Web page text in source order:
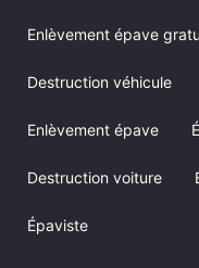
Enlèvement épave
Destruction véhicule
Enlèvement épave
Destruction voiture
Épaviste